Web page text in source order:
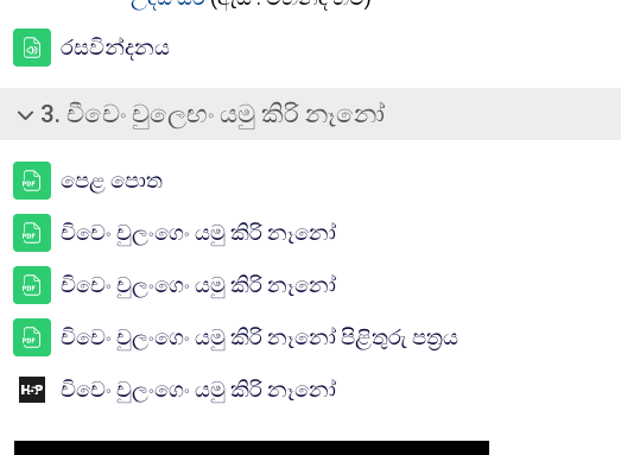
රසවින්දනය
බිඳ වැටීම
3. චීචෙං චුල‌ෙඟං යමු කිරි නෑනෝ
පෙළ පොත
චිචෙං චුලංගෙං යමු කිරි නෑනෝ
චිචෙං චුලංගෙං යමු කිරි නෑනෝ
චිචෙං චුලංගෙං යමු කිරි නෑනෝ පිළිතුරු පත්‍රය
චිචෙං චුලංගෙං යමු කිරි නෑනෝINTERACTIVE CONTENT